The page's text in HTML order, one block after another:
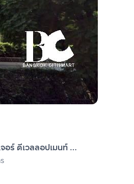
อร์ ดีเวลลอปเมนท์
น)